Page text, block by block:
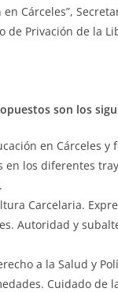
en Cárceles”,
de Privación de la
son los
en Cárceles y
en los diferentes
Carcelaria.
Autoridad y
a la Salud y
Cuidado de